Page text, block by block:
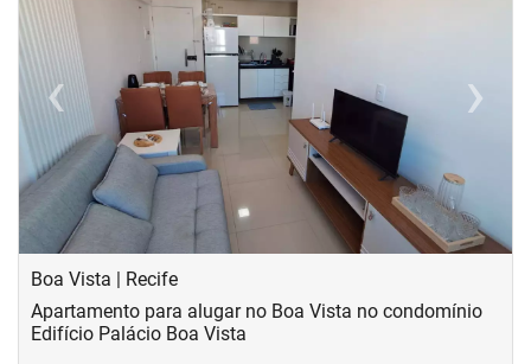
‹Previous ›Next
Boa Vista | Recife
Apartamento para alugar no Boa Vista no condomínio
Edifício Palácio Boa Vista